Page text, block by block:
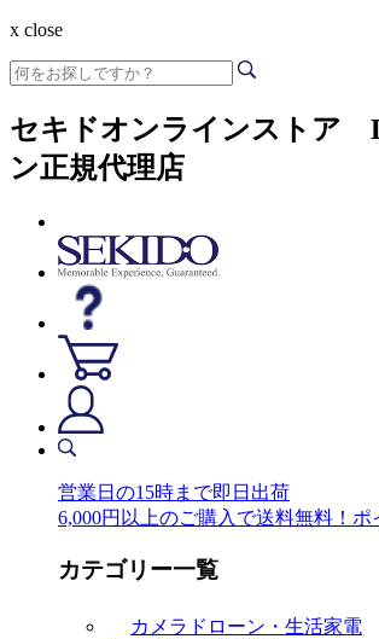
x close
セキドオンラインストア
ン正規代理店
営業日の15時まで即日出荷
6,000円以上のご購入で送料無料！ポ
カテゴリー一覧
カメラドローン・生活家電